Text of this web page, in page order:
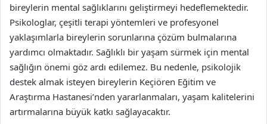
bireylerin mental sağlıklarını geliştirmeyi hedeflemektedir.
Psikologlar, çeşitli terapi yöntemleri ve profesyonel
yaklaşımlarla bireylerin sorunlarına çözüm bulmalarına
yardımcı olmaktadır. Sağlıklı bir yaşam sürmek için mental
sağlığın önemi göz ardı edilemez. Bu nedenle, psikolojik
destek almak isteyen bireylerin Keçiören Eğitim ve
Araştırma Hastanesi’nden yararlanmaları, yaşam kalitelerini
artırmalarına büyük katkı sağlayacaktır.